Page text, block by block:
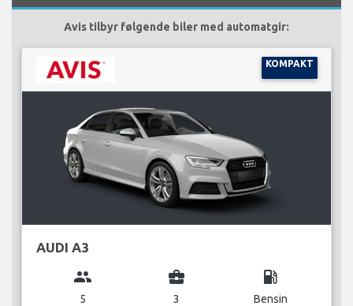
Avis tilbyr følgende biler med automatgir:
KOMPAKT
AUDI A3
group
5
business_center
3
local_gas_station
Bensin